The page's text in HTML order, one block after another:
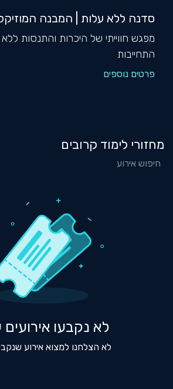
סדנה ללא עלות | המבנה
מפגש חווייתי של היכרות והתנסות
התחייבות
פרטים נוספים
מחזורי לימוד קרובים
לא נקבעו אירועים
לא הצלחנו למצוא אירוע